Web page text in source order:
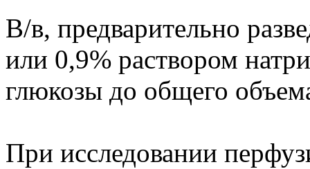
В/в, предварительно
или 0,9% раствором
глюкозы до общего
При исследовании